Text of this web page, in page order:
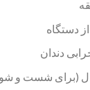
دستگاه
دندان
(برای شست